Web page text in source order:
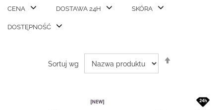
CENA DOSTAWA 24H SKÓRA
DOSTĘPNOŚĆ
Sortuj wg